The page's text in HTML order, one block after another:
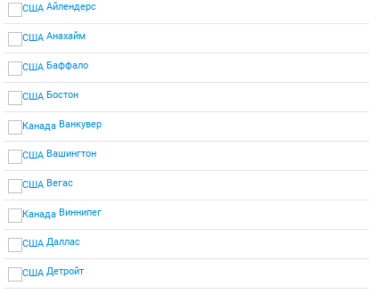
Айлендерс
Анахайм
Баффало
Бостон
Ванкувер
Вашингтон
Вегас
Виннипег
Даллас
Детройт